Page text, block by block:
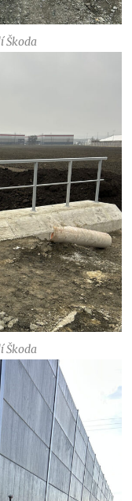
Škoda
Škoda